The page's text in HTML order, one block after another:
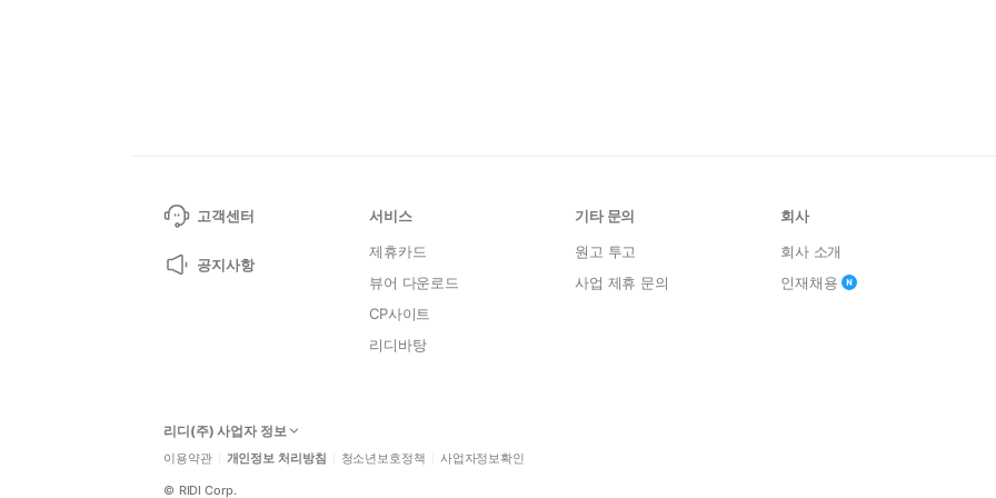
고객센터
공지사항
서비스
제휴카드
뷰어 다운로드
CP사이트
리디바탕
기타 문의
원고 투고
사업 제휴 문의
회사
회사 소개
인재채용
리디(주) 사업자 정보
이용약관 개인정보 처리방침 청소년보호정책 사업자정보확인
© RIDI Corp.